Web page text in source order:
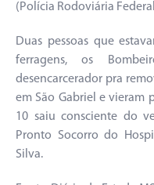
(Polícia Rodoviária
Duas pessoas que
ferragens, os
desencarcerador pra
em São Gabriel e vieram
10 saiu consciente do
Pronto Socorro do
Silva.